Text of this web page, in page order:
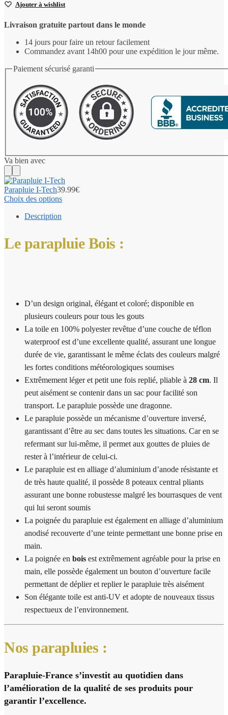
Ajouter à wishlist
Livraison gratuite partout dans le monde
14 jours pour faire un retour facilement
Commandez avant 14h00 pour une expédition le jour même.
Paiement sécurisé garanti
Va bien avec
Parapluie I-Tech39.99€
Choix des options
Description
Le parapluie Bois :
D’un design original, élégant et coloré; disponible en
plusieurs couleurs pour tous les gouts
La toile en 100% polyester revêtue d’une couche de téflon
waterproof est d’une excellente qualité, assurant une longue
durée de vie, garantissant le même éclats des couleurs malgré
les fortes conditions météorologiques soumises
Extrêmement léger et petit une fois replié, pliable à 28 cm. Il
peut aisément se contenir dans un sac pour facilité son
transport. Le parapluie possède une dragonne.
Le parapluie possède un mécanisme d’ouverture inversé,
garantissant d’être au sec dans toutes les situations. Car en se
refermant sur lui-même, il permet aux gouttes de pluies de
rester à l’intérieur de celui-ci.
Le parapluie est en alliage d’aluminium d’anode résistante et
de très haute qualité, il possède 8 poteaux central pliants
assurant une bonne robustesse malgré les bourrasques de vent
qui lui seront soumis
La poignée du parapluie est également en alliage d’aluminium
anodisé recouverte d’une teinte permettant une bonne prise en
main.
La poignée en bois est extrêmement agréable pour la prise en
main, elle possède également un bouton d’ouverture facile
permettant de déplier et replier le parapluie très aisément
Son élégante toile est anti-UV et adopte de nouveaux tissus
respectueux de l’environnement.
Nos parapluies :
Parapluie-France s’investit au quotidien dans
l’amélioration de la qualité de ses produits pour
garantir l’excellence.